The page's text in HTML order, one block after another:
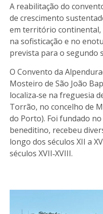
A reabilitação do
de crescimento
em território continental,
na sofisticação e no
prevista para o segundo
O Convento da
Mosteiro de São João
localiza‑se na freguesia
Torrão, no concelho de
do Porto). Foi fundado
beneditino, recebeu
longo dos séculos XII a
séculos XVII‑XVIII.